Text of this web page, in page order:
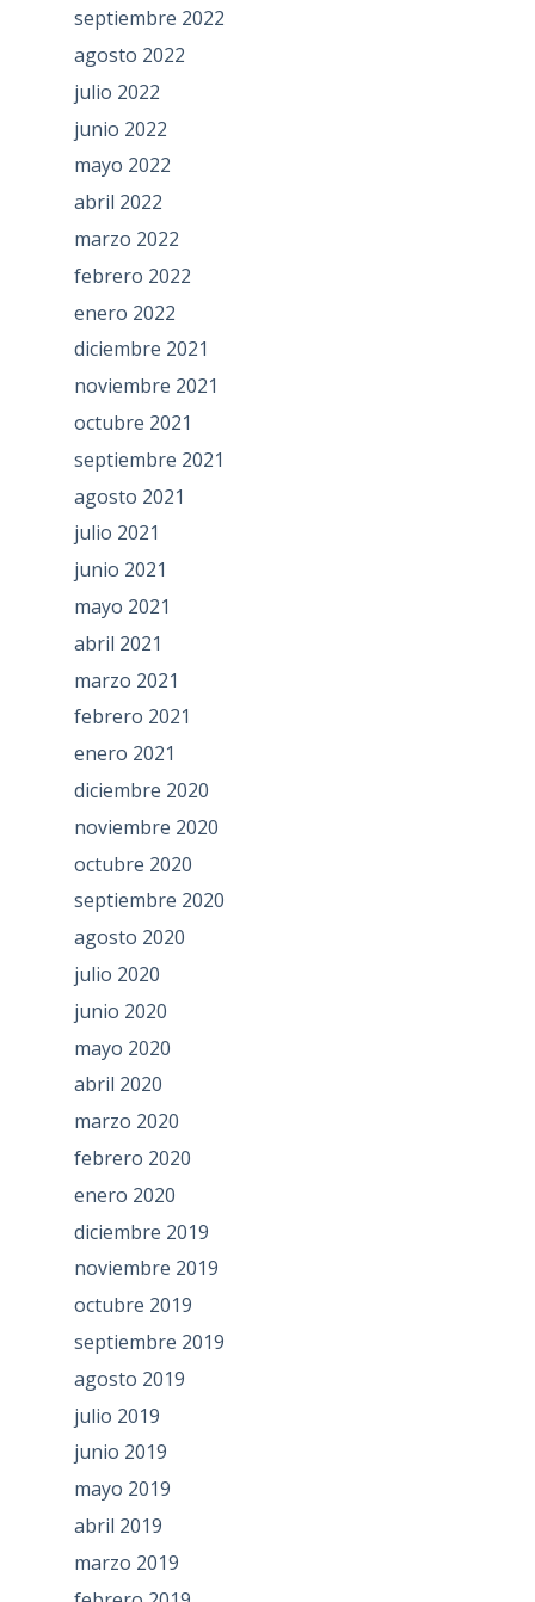
septiembre 2022
agosto 2022
julio 2022
junio 2022
mayo 2022
abril 2022
marzo 2022
febrero 2022
enero 2022
diciembre 2021
noviembre 2021
octubre 2021
septiembre 2021
agosto 2021
julio 2021
junio 2021
mayo 2021
abril 2021
marzo 2021
febrero 2021
enero 2021
diciembre 2020
noviembre 2020
octubre 2020
septiembre 2020
agosto 2020
julio 2020
junio 2020
mayo 2020
abril 2020
marzo 2020
febrero 2020
enero 2020
diciembre 2019
noviembre 2019
octubre 2019
septiembre 2019
agosto 2019
julio 2019
junio 2019
mayo 2019
abril 2019
marzo 2019